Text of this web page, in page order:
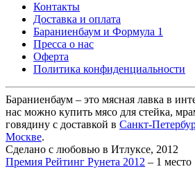
Контакты
Доставка и оплата
Бараниенбаум и Формула 1
Пресса о нас
Оферта
Политика конфиденциальности
Бараниенбаум – это мясная лавка в
нас можно купить мясо для стейка,
говядину с доставкой в Санкт-
Москве.
Сделано с любовью в Итлуксе, 2012
Премия Рейтинг Рунета 2012 – 1 место